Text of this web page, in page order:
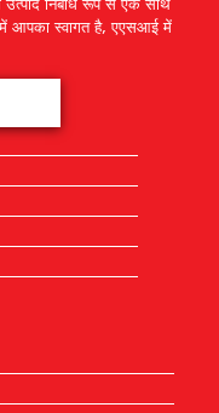
आपका स्वागत है, एएसआई में